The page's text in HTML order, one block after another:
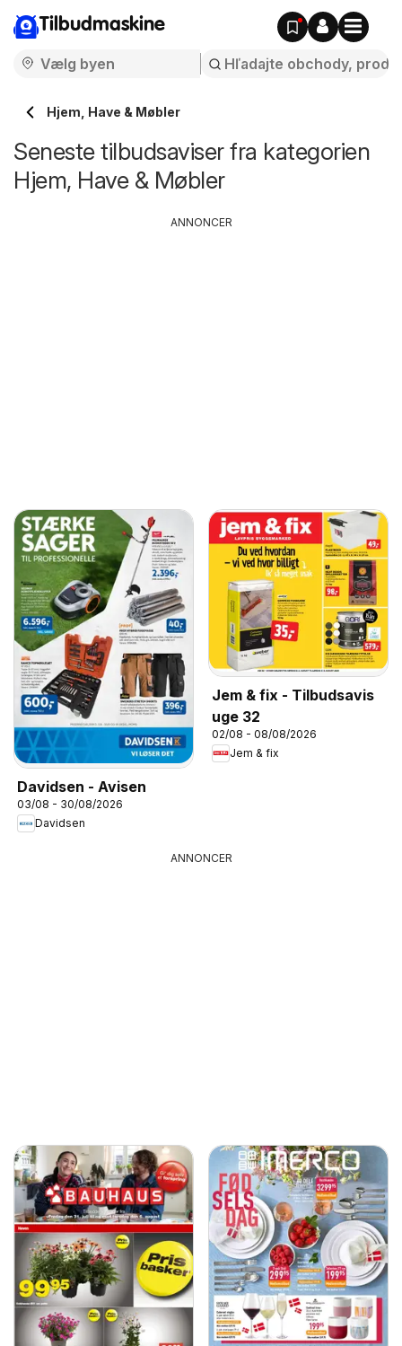
Tilbudmaskine
Hjem, Have & Møbler
Seneste tilbudsaviser fra kategorien
Hjem, Have & Møbler
Davidsen - Avisen
03/08 - 30/08/2026
Davidsen
Jem & fix - Tilbudsavis
uge 32
02/08 - 08/08/2026
Jem & fix
ANNONCER
ANNONCER